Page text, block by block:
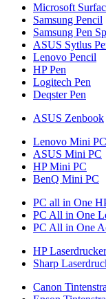
Microsoft
Samsung Pencil
Samsung Pen
ASUS Sytlus
Lenovo Pencil
HP Pen
Logitech Pen
Deqster Pen
ASUS Zenbook
Lenovo Mini PC
ASUS Mini PC
HP Mini PC
BenQ Mini PC
PC all in One
PC All in One
PC All in One
HP Laserdrucker
Sharp
Canon